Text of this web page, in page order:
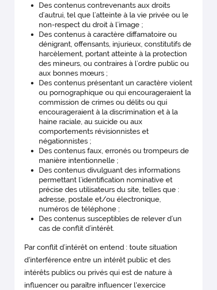
Des contenus contrevenants aux droits
d’autrui, tel que l’atteinte à la vie privée ou le
non-respect du droit à l’image ;
Des contenus à caractère diffamatoire ou
dénigrant, offensants, injurieux, constitutifs de
harcèlement, portant atteinte à la protection
des mineurs, ou contraires à l’ordre public ou
aux bonnes mœurs ;
Des contenus présentant un caractère violent
ou pornographique ou qui encourageraient la
commission de crimes ou délits ou qui
encourageraient à la discrimination et à la
haine raciale, au suicide ou aux
comportements révisionnistes et
négationnistes ;
Des contenus faux, erronés ou trompeurs de
manière intentionnelle ;
Des contenus divulguant des informations
permettant l’identification nominative et
précise des utilisateurs du site, telles que :
adresse, postale et/ou électronique,
numéros de téléphone ;
Des contenus susceptibles de relever d’un
cas de conflit d’intérêt.
Par conflit d’intérêt on entend : toute situation
d'interférence entre un intérêt public et des
intérêts publics ou privés qui est de nature à
influencer ou paraître influencer l'exercice